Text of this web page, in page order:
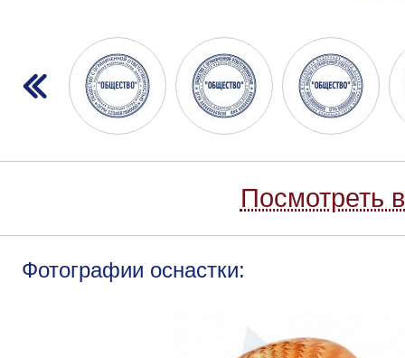
Посмотреть
Фотографии оснастки: